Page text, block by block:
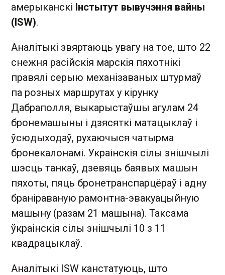
амерыканскі Інстытут вывучэння вайны
(ISW).
Аналітыкі звяртаюць увагу на тое, што 22
снежня расійскія марскія пяхотнікі
правялі серыю механізаваных штурмаў
па розных маршрутах у кірунку
Дабраполля, выкарыстаўшы агулам 24
бронемашыны і дзясяткі матацыклаў і
ўсюдыходаў, рухаючыся чатырма
бронекалонамі. Украінскія сілы знішчылі
шэсць танкаў, дзевяць баявых машын
пяхоты, пяць бронетранспарцёраў і адну
браніраваную рамонтна-эвакуацыйную
машыну (разам 21 машына). Таксама
ўкраінскія сілы знішчылі 10 з 11
квадрацыклаў.
Аналітыкі ISW канстатуюць, што